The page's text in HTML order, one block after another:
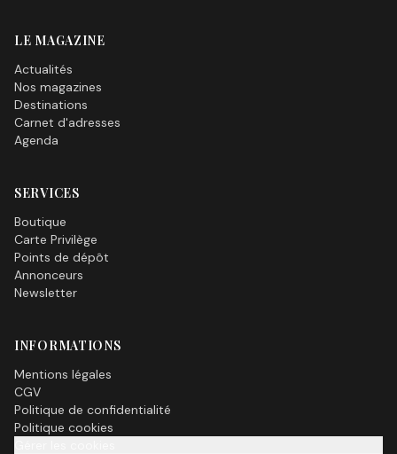
LE MAGAZINE
Actualités
Nos magazines
Destinations
Carnet d'adresses
Agenda
SERVICES
Boutique
Carte Privilège
Points de dépôt
Annonceurs
Newsletter
INFORMATIONS
Mentions légales
CGV
Politique de confidentialité
Politique cookies